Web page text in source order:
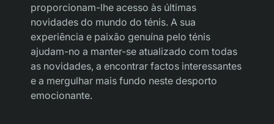
proporcionam-lhe acesso às últimas
novidades do mundo do ténis. A sua
experiência e paixão genuína pelo ténis
ajudam-no a manter-se atualizado com todas
as novidades, a encontrar factos interessantes
e a mergulhar mais fundo neste desporto
emocionante.